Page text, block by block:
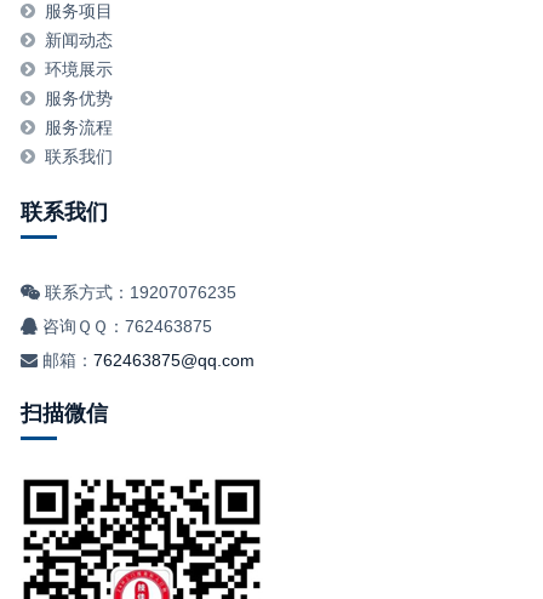
服务项目
新闻动态
环境展示
服务优势
服务流程
联系我们
联系我们
联系方式：19207076235
咨询ＱＱ：762463875
邮箱：762463875@qq.com
扫描微信